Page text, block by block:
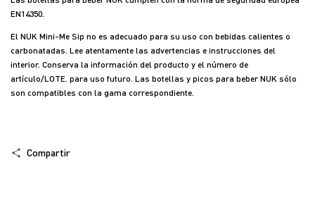
EN14350.
El NUK Mini-Me Sip no es adecuado para su uso con bebidas calientes o
carbonatadas. Lee atentamente las advertencias e instrucciones del
interior. Conserva la información del producto y el número de
artículo/LOTE. para uso futuro. Las botellas y picos para beber NUK sólo
son compatibles con la gama correspondiente.
Compartir